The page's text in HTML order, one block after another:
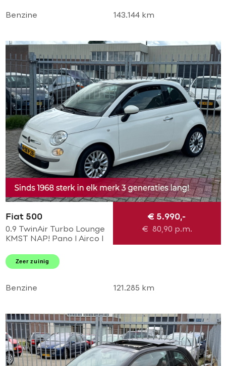
Benzine 143.144 km
Fiat 500
0.9 TwinAir Turbo Lounge
KMST NAP! Pano l Airco l
LMV! TOPSTAAT l
DEALER OH!
€ 5.990,-
€ 80,90 p.m.
Zeer zuinig
Benzine 121.285 km